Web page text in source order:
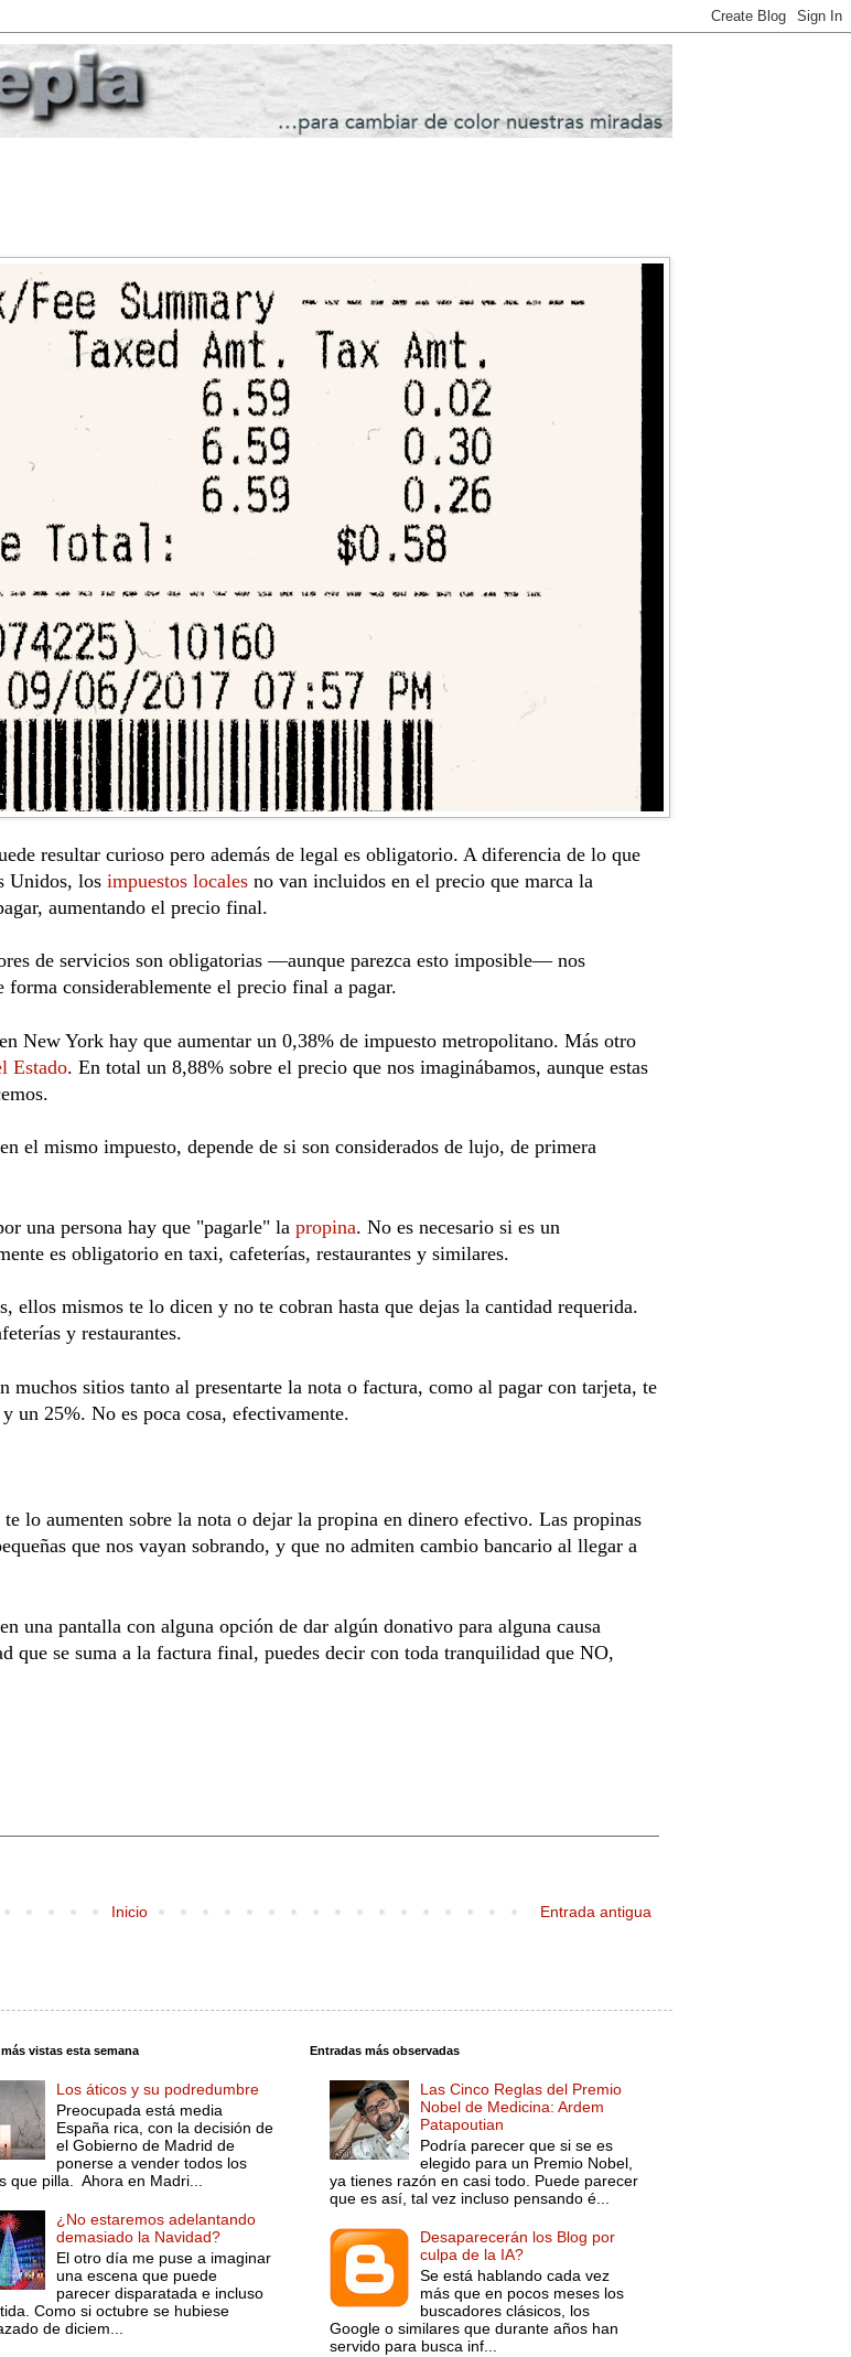
resultar curioso pero además de legal es obligatorio. A diferencia de lo que
Unidos, los impuestos locales no van incluidos en el precio que marca la
aumentando el precio final.
de servicios son obligatorias —aunque parezca esto imposible— nos
forma considerablemente el precio final a pagar.
New York hay que aumentar un 0,38% de impuesto metropolitano. Más otro
Estado. En total un 8,88% sobre el precio que nos imaginábamos, aunque estas
el mismo impuesto, depende de si son considerados de lujo, de primera
una persona hay que "pagarle" la propina. No es necesario si es un
es obligatorio en taxi, cafeterías, restaurantes y similares.
ellos mismos te lo dicen y no te cobran hasta que dejas la cantidad requerida.
y restaurantes.
muchos sitios tanto al presentarte la nota o factura, como al pagar con tarjeta, te
un 25%. No es poca cosa, efectivamente.
lo aumenten sobre la nota o dejar la propina en dinero efectivo. Las propinas
que nos vayan sobrando, y que no admiten cambio bancario al llegar a
una pantalla con alguna opción de dar algún donativo para alguna causa
que se suma a la factura final, puedes decir con toda tranquilidad que NO,
Entrada antigua
Inicio
vistas esta semana
Los áticos y su podredumbre
Preocupada está media
España rica, con la decisión de
el Gobierno de Madrid de
ponerse a vender todos los
que pilla. Ahora en Madri...
¿No estaremos adelantando
demasiado la Navidad?
El otro día me puse a imaginar
una escena que puede
parecer disparatada e incluso
Como si octubre se hubiese
de diciem...
Entradas más observadas
Las Cinco Reglas del Premio
Nobel de Medicina: Ardem
Patapoutian
Podría parecer que si se es
elegido para un Premio Nobel,
ya tienes razón en casi todo. Puede parecer
que es así, tal vez incluso pensando é...
Desaparecerán los Blog por
culpa de la IA?
Se está hablando cada vez
más que en pocos meses los
buscadores clásicos, los
Google o similares que durante años han
servido para busca inf...